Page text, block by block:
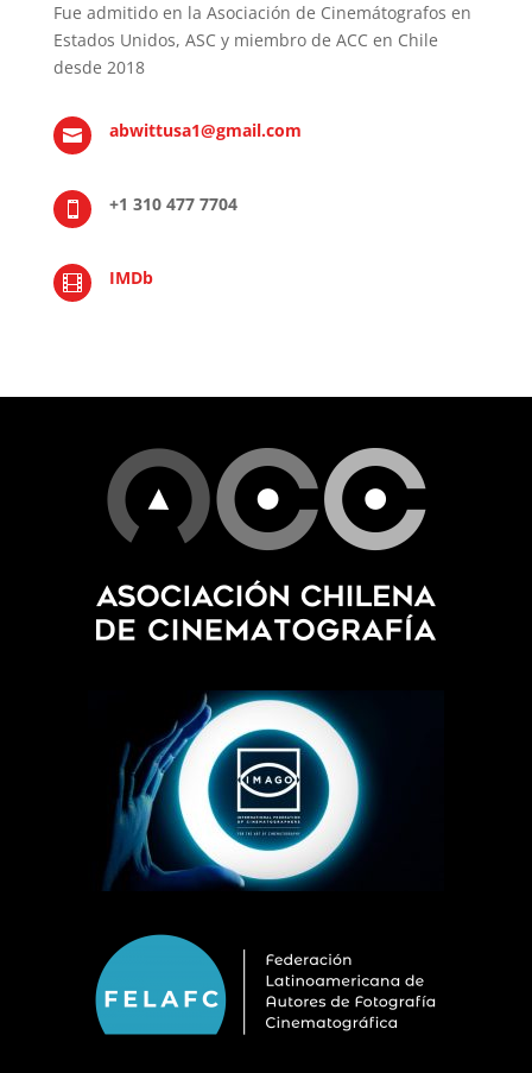
Fue admitido en la Asociación de Cinemátografos en
Estados Unidos, ASC y miembro de ACC en Chile
desde 2018
 abwittusa1@gmail.com
 +1 310 477 7704
 IMDb